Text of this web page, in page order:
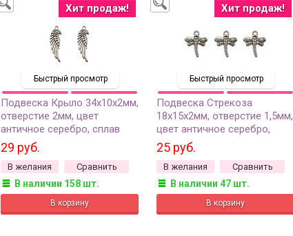
Быстрый просмотр
Хит продаж!
Подвеска Крыло 34х10х2мм,
отверстие 2мм, цвет
античное серебро, сплав
металлов, 22-086, 2шт
29 руб.
В желания Сравнить
В наличии 158 шт.
Быстрый просмотр
Хит продаж!
Подвеска Стрекоза
18х15х2мм, отверстие 1,5мм,
цвет античное серебро,
сплав металлов, 22-022, 3шт
25 руб.
В желания Сравнить
В наличии 47 шт.